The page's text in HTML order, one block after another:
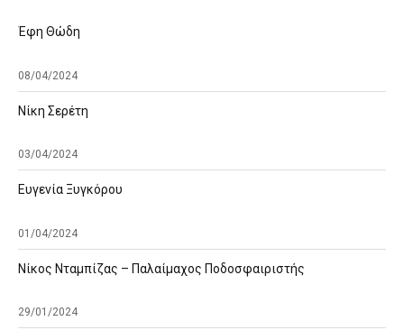
Έφη Θώδη
08/04/2024
Νίκη Σερέτη
03/04/2024
Ευγενία Ξυγκόρου
01/04/2024
Νίκος Νταμπίζας – Παλαίμαχος Ποδοσφαιριστής
29/01/2024